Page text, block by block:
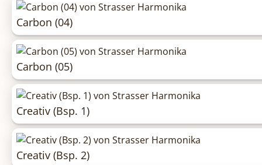
Carbon (04)
Carbon (05)
Creativ (Bsp. 1)
Creativ (Bsp. 2)